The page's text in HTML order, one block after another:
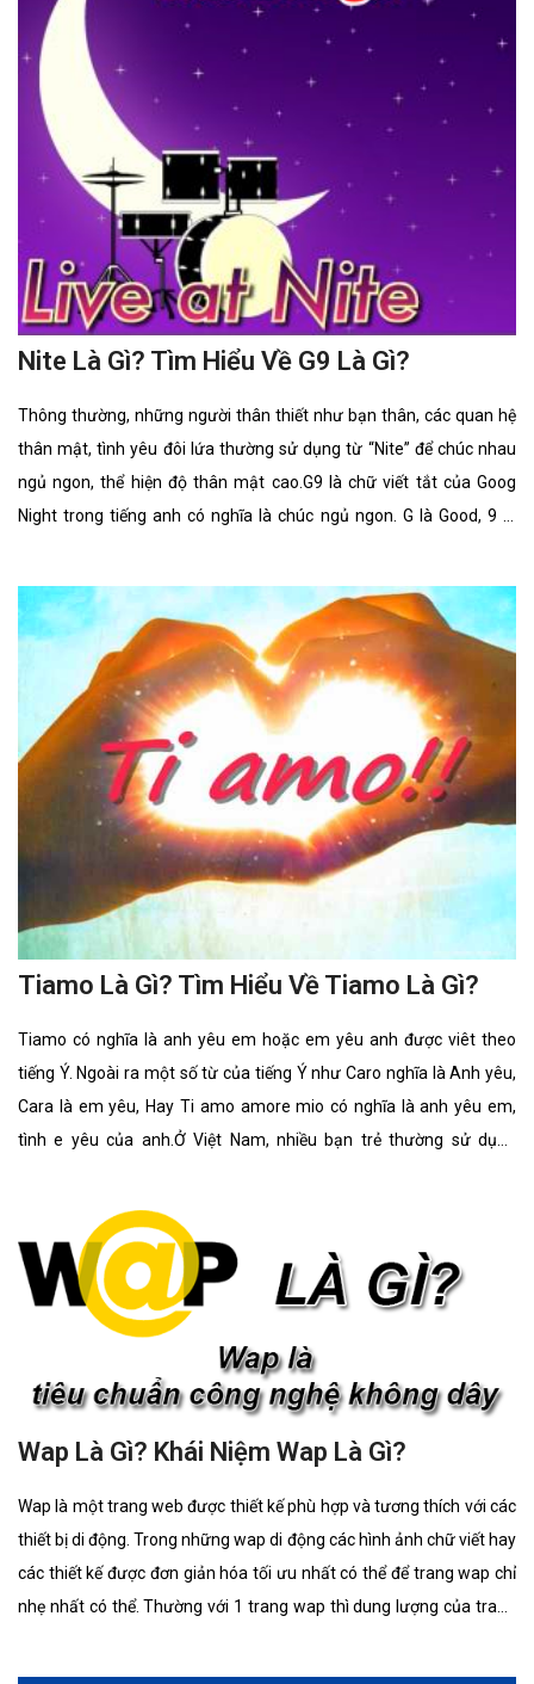
Nite Là Gì? Tìm Hiểu Về G9 Là Gì?
Thông thường, những người thân thiết như bạn thân, các quan hệ
thân mật, tình yêu đôi lứa thường sử dụng từ “Nite” để chúc nhau
ngủ ngon, thể hiện độ thân mật cao.G9 là chữ viết tắt của Goog
Night trong tiếng anh có nghĩa là chúc ngủ ngon. G là Good, 9 là
là một kí hiệu chúc ngủ ngon, nhiều người thường sử dụng kí hiệu
này để gửi tin nhắn cho nhau để ngắn gọn hơn.
Tiamo Là Gì? Tìm Hiểu Về Tiamo Là Gì?
Tiamo có nghĩa là anh yêu em hoặc em yêu anh được viêt theo
tiếng Ý. Ngoài ra một số từ của tiếng Ý như Caro nghĩa là Anh yêu,
Cara là em yêu, Hay Ti amo amore mio có nghĩa là anh yêu em,
tình e yêu của anh.Ở Việt Nam, nhiều bạn trẻ thường sử dụng
tỏ tình hay để bộc lộ tình yêu với nhau. Vì có thể nói ,câu nói “anh
yêu em hay em yêu em” rất khó nói khi đối mặt nhau, những sử
dụng các ngôn ngữ của các nước khác thì giúp bạn có thể nói
Wap Là Gì? Khái Niệm Wap Là Gì?
Wap là một trang web được thiết kế phù hợp và tương thích với các
thiết bị di động. Trong những wap di động các hình ảnh chữ viết hay
các thiết kế được đơn giản hóa tối ưu nhất có thể để trang wap chỉ
nhẹ nhất có thể. Thường với 1 trang wap thì dung lượng của trang
Wap để tải hình nền và nhạc chuông hay các ứng dụng cho dế yêu